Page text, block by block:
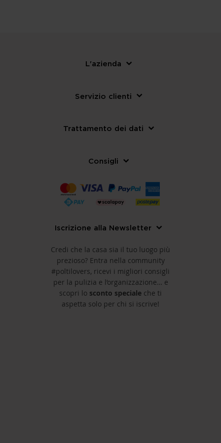
L'azienda
Servizio clienti
Trattamento dei dati
Consigli
Iscrizione alla Newsletter
Credi che la casa sia il tuo luogo più
prezioso? Entra nella community
#poltilovers, ricevi i migliori consigli
per la pulizia e l’organizzazione… e
scopri lo sconto speciale che ti
aspetta solo per chi si iscrive!